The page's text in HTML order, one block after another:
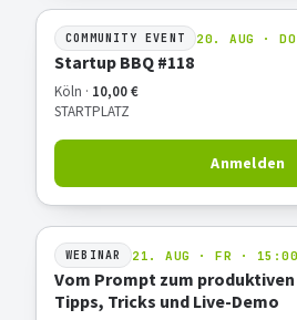
COMMUNITY EVENT 20. AUG ·
Startup BBQ #118
Köln · 10,00 €
STARTPLATZ
Anmelden
WEBINAR 21. AUG · FR · 15:00
Vom Prompt zum
Tipps, Tricks und Live-Demo